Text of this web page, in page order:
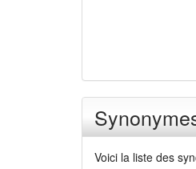
Voici la liste des